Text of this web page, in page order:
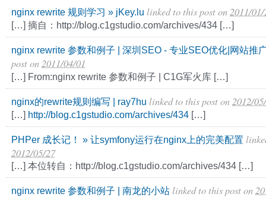
nginx rewrite 规则学习 » jKey.lu linked to this poston 2011/
[…] 摘自：http://blog.c1gstudio.com/archives/434 […]
nginx rewrite 参数和例子 | 深圳SEO - 专业SEO优化|网站推
poston 2011/04/01
[…] From:nginx rewrite 参数和例子 | C1G军火库 […]
nginx的rewrite规则编写 | ray7hu linked to this poston 2012/
[…] http://blog.c1gstudio.com/archives/434 […]
PHPer 成长记！ » 让symfony运行在nginx上的完美配置
2012/05/27
[…] 本位转自：http://blog.c1gstudio.com/archives/434 […]
nginx rewrite 参数和例子 | 南龙的小站 linked to this poston